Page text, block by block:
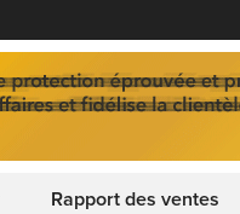
Rapport des ventes